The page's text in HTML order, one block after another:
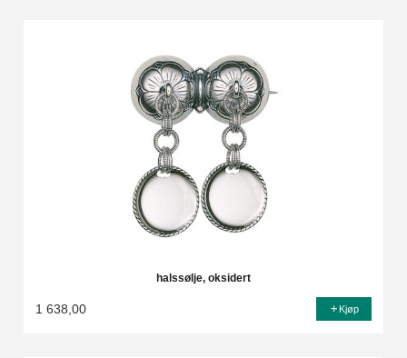
halssølje, oksidert
1 638,00 Kjøp